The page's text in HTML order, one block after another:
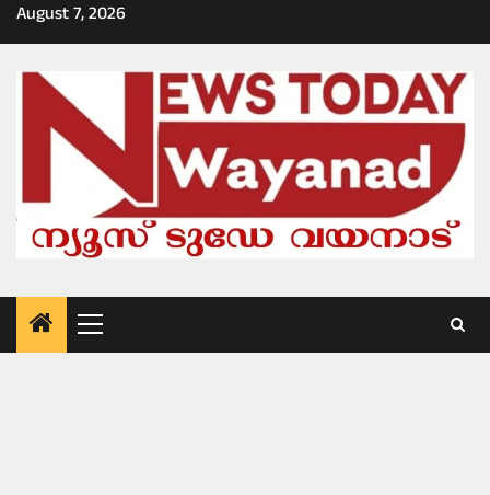
Skip
to
August 7, 2026
Primary
Menu